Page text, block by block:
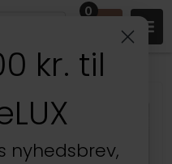
0
kr. til
nyhedsbrev,